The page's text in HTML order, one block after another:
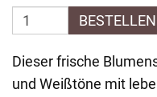
BESTELLEN
Dieser frische
und Weißtöne mit